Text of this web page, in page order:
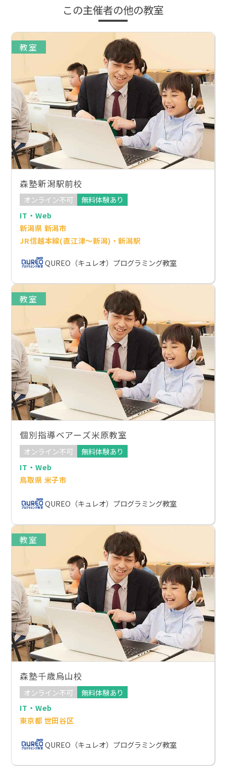
この主催者の他の教室
教室
森塾新潟駅前校
オンライン不可
無料体験あり
IT・Web
新潟県 新潟市
JR信越本線(直江津～新潟)・新潟駅
QUREO（キュレオ）プログラミング教室
教室
個別指導ベアーズ米原教室
オンライン不可
無料体験あり
IT・Web
鳥取県 米子市
QUREO（キュレオ）プログラミング教室
教室
森塾千歳烏山校
オンライン不可
無料体験あり
IT・Web
東京都 世田谷区
QUREO（キュレオ）プログラミング教室